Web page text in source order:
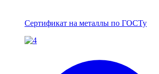
Сертификат на металлы по ГОСТу